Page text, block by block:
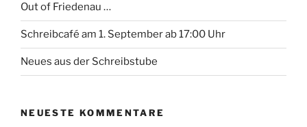
Out of Friedenau …
Schreibcafé am 1. September ab 17:00 Uhr
Neues aus der Schreibstube
NEUESTE KOMMENTARE